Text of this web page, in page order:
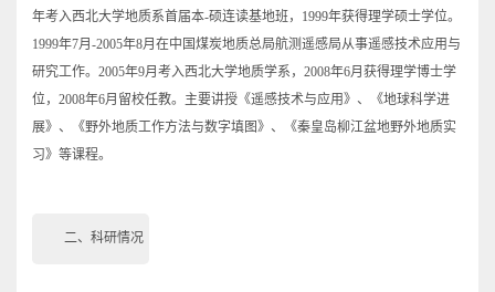
年考入西北大学地质系首届本-硕连读基地班，1999年获得理学硕士学位。
1999年7月-2005年8月在中国煤炭地质总局航测遥感局从事遥感技术应用与
研究工作。2005年9月考入西北大学地质学系，2008年6月获得理学博士学
位，2008年6月留校任教。主要讲授《遥感技术与应用》、《地球科学进
展》、《野外地质工作方法与数字填图》、《秦皇岛柳江盆地野外地质实
习》等课程。
二、科研情况